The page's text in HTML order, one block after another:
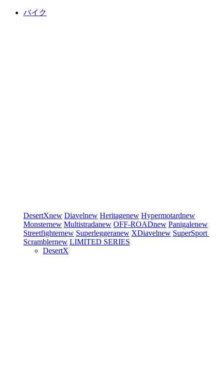
バイク
DesertXnew Diavelnew Heritagenew Hypermotardnew
Monsternew Multistradanew OFF-ROADnew Panigalenew
Streetfighternew Superleggeranew XDiavelnew SuperSport
Scramblernew LIMITED SERIES
DesertX